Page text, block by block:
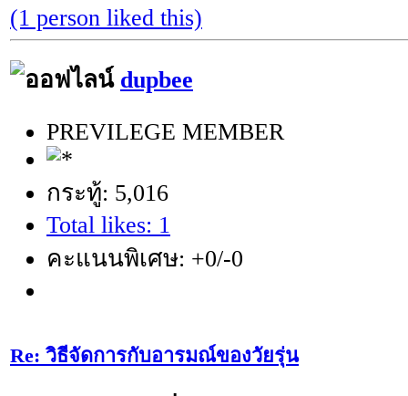
(1 person liked this)
dupbee
PREVILEGE MEMBER
กระทู้: 5,016
Total likes: 1
คะแนนพิเศษ: +0/-0
Re: วิธีจัดการกับอารมณ์ของวัยรุ่น